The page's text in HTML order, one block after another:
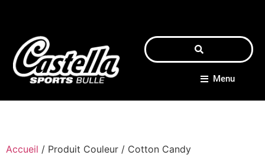
Menu
Accueil / Produit Couleur / Cotton Candy